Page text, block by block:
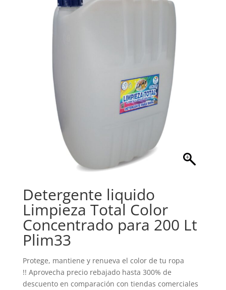
Detergente liquido
Limpieza Total Color
Concentrado para 200 Lt
Plim33
Protege, mantiene y renueva el color de tu ropa
!! Aprovecha precio rebajado hasta 300% de
descuento en comparación con tiendas comerciales